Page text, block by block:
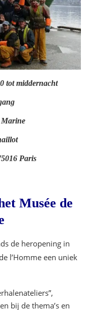
tot middernacht
Marine
Paris
Musée de
de heropening in
l’Homme een uniek
bij de thema’s en